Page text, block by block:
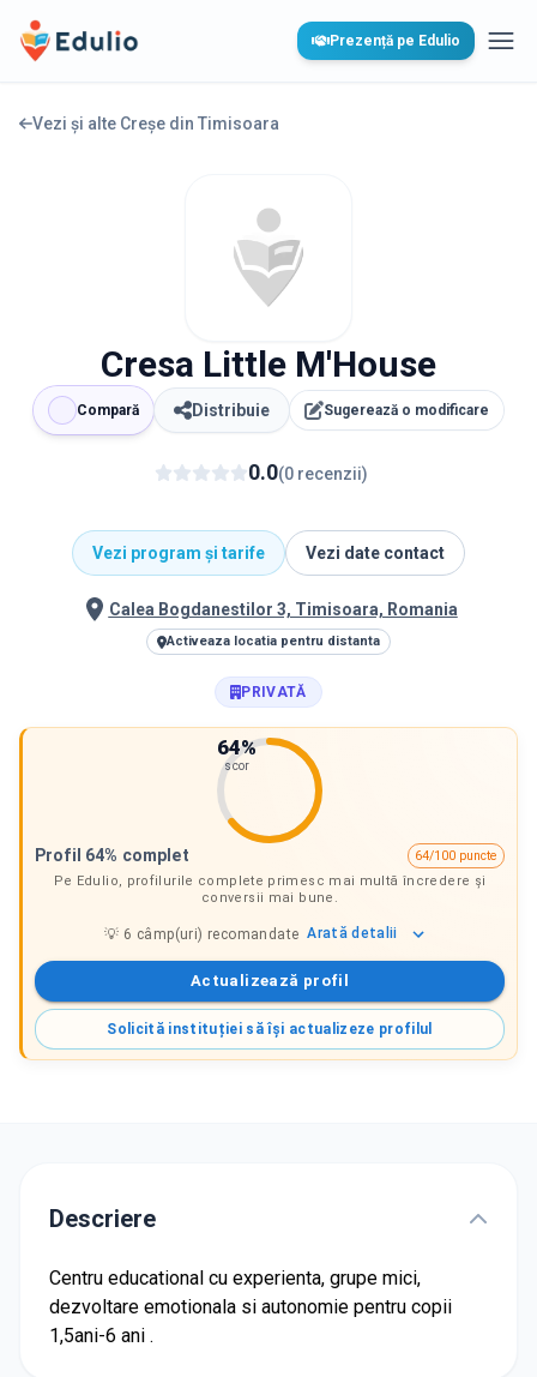
Edulio Prezență pe Edulio
Vezi și alte Creșe din Timisoara
Cresa Little M'House
Compară Distribuie Sugerează o modificare
0.0(0 recenzii)
Vezi program și tarife Vezi date contact
Calea Bogdanestilor 3, Timisoara, Romania
Activeaza locatia pentru distanta
PRIVATĂ
64%
scor
Profil 64% complet
64/100 puncte
Pe Edulio, profilurile complete primesc mai multă încredere și
conversii mai bune.
💡 6 câmp(uri) recomandate Arată detalii
Actualizează profil
Solicită instituției să își actualizeze profilul
Descriere
Centru educational cu experienta, grupe mici,
dezvoltare emotionala si autonomie pentru copii
1,5ani-6 ani .